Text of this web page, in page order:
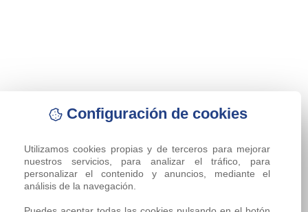
Configuración de cookies
Utilizamos cookies propias y de terceros para mejorar
nuestros servicios, para analizar el tráfico, para
personalizar el contenido y anuncios, mediante el
análisis de la navegación.